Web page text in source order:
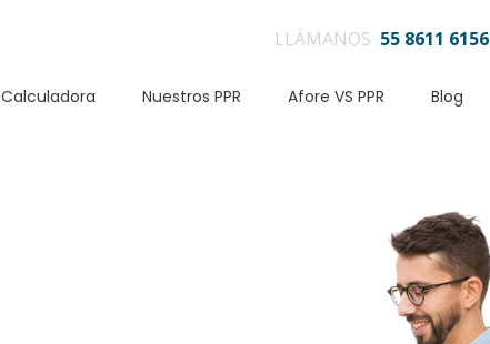
LLÁMANOS 55 8611 6156
Calculadora Nuestros PPR Afore VS PPR Blog